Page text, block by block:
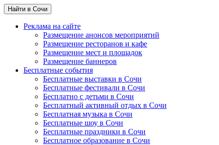
Найти в Сочи
Реклама на сайте
Размещение анонсов мероприятий
Размещение ресторанов и кафе
Размещение мест и площадок
Размещение баннеров
Бесплатные события
Бесплатные выставки в Сочи
Бесплатные фестивали в Сочи
Бесплатно с детьми в Сочи
Бесплатный активный отдых в Сочи
Бесплатная музыка в Сочи
Бесплатные шоу в Сочи
Бесплатные праздники в Сочи
Бесплатное образование в Сочи